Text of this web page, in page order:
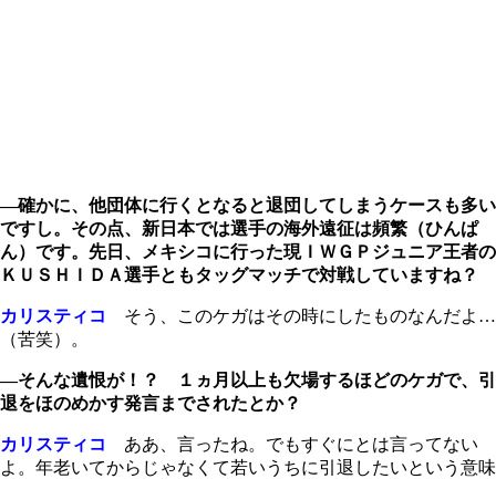
―確かに、他団体に行くとなると退団してしまうケースも多い
ですし。その点、新日本では選手の海外遠征は頻繁（ひんぱ
ん）です。先日、メキシコに行った現ＩＷＧＰジュニア王者の
ＫＵＳＨＩＤＡ選手ともタッグマッチで対戦していますね？
カリスティコ そう、このケガはその時にしたものなんだよ…
（苦笑）。
―そんな遺恨が！？ １ヵ月以上も欠場するほどのケガで、引
退をほのめかす発言までされたとか？
カリスティコ
ああ、言ったね。でもすぐにとは言ってない
よ。年老いてからじゃなくて若いうちに引退したいという意味